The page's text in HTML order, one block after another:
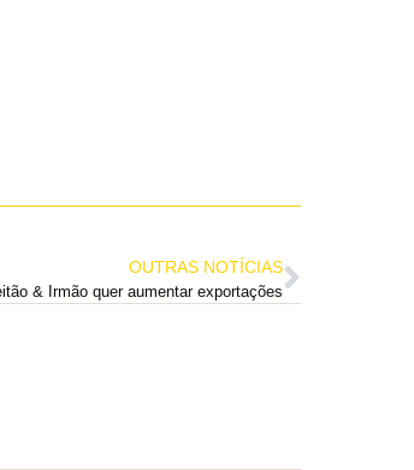
OUTRAS NOTÍCIAS
& Irmão quer aumentar exportações